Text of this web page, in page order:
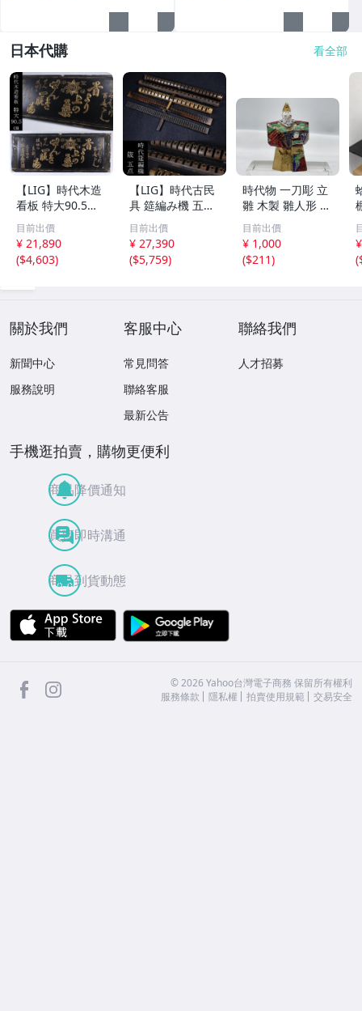
日本代購 看全部
【LIG】時代木造
看板 特大90.5㎝
金彩 本舗 高田徳
左衛門 古美術品
2606.676
目前出價
¥ 21,890
($4,603)
【LIG】時代古民
具 筵編み機 五点
むしろ編み 筬 お
さ 農具 古道具 26
04.458
目前出價
¥ 27,390
($5,759)
時代物 一刀彫 立
雛 木製 雛人形 木
彫彩色 小型 2.2×
3.5×H5.7cm ひな
祭り 郷土玩具 木
工芸 置物 木彫人
目前出價
¥ 1,000
($211)
(
關於我們
新聞中心
服務說明
客服中心
常見問答
聯絡客服
最新公告
聯絡我們
人才招募
手機逛拍賣，購物更便利
商品降價通知
買賣即時溝通
商品到貨動態
APP Store
facebook ©2026 Yahoo台灣電子商務 保留所有權利
服務條款
隱私權 拍賣使用規範 交易安全